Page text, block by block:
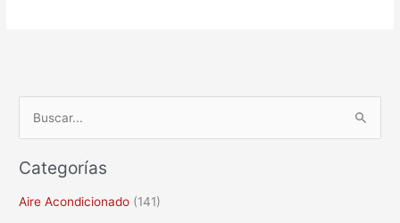
s
c
Categorías
Aire Acondicionado (141)